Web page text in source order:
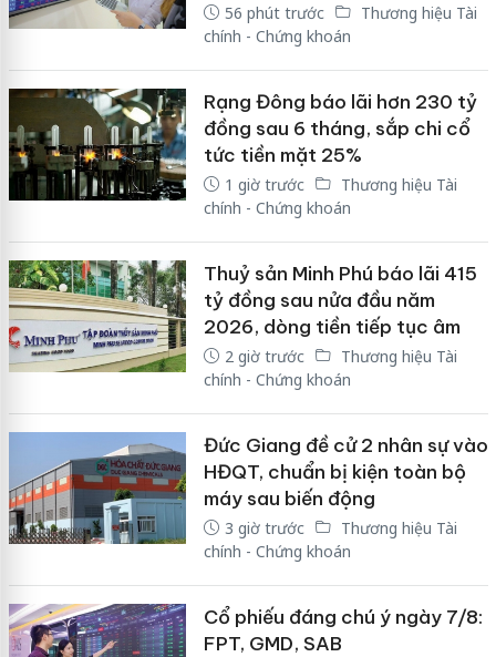
56 phút trước
Thương hiệu Tài
chính - Chứng khoán
Rạng Đông báo lãi hơn 230 tỷ
đồng sau 6 tháng, sắp chi cổ
tức tiền mặt 25%
1 giờ trước
Thương hiệu Tài
chính - Chứng khoán
Thuỷ sản Minh Phú báo lãi 415
tỷ đồng sau nửa đầu năm
2026, dòng tiền tiếp tục âm
2 giờ trước
Thương hiệu Tài
chính - Chứng khoán
Đức Giang đề cử 2 nhân sự vào
HĐQT, chuẩn bị kiện toàn bộ
máy sau biến động
3 giờ trước
Thương hiệu Tài
chính - Chứng khoán
Cổ phiếu đáng chú ý ngày 7/8:
FPT, GMD, SAB